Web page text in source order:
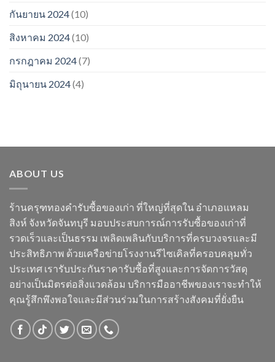
กันยายน 2024(10)
สิงหาคม 2024(10)
กรกฎาคม 2024(7)
มิถุนายน 2024(4)
ABOUT US
ร้านครุฑทองคำรับซื้อของเก่า ที่ใหญ่ที่สุดใน อำเภอแหลม
สิงห์ จังหวัดจันทบุรี มอบประสบการณ์การรับซื้อของเก่าที่
รวดเร็วและเป็นธรรม เพลิดเพลินกับบริการที่ครบวงจรและมี
ประสิทธิภาพ ด้วยเครือข่ายโรงงานรีไซเคิลที่ครอบคลุมทั่ว
ประเทศ เรารับประกันราคารับซื้อที่สูงและการจัดการวัสดุ
อย่างเป็นมิตรต่อสิ่งแวดล้อม บริการมืออาชีพของเราจะทำให้
คุณรู้สึกพึงพอใจและมีส่วนร่วมในการสร้างสังคมที่ยั่งยืน